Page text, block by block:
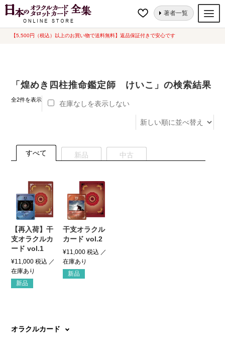
【5,500円（税込）以上のお買い物で送料無料】返品保証付きで安心です
ナ
コ
著者一覧
オラクルカード
ルノルマンカード
トランプ
希少品
書籍
カード関連グッズ
ホーム ショップ
「煌めき四柱推命鑑定師 けいこ」の検索結果
全2件を表示新
在庫なしを表示しない
すべて 新品 中古
【再入荷】干
支オラクルカ
ード vol.1
¥11,000 税込
新品
干支オラクル
カード vol.2
¥11,000 税込
新品
オラクルカード